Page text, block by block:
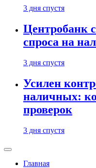
3 дня спустя
Центробанк
спроса на
3 дня спустя
Усилен
наличных:
проверок
3 дня спустя
Главная